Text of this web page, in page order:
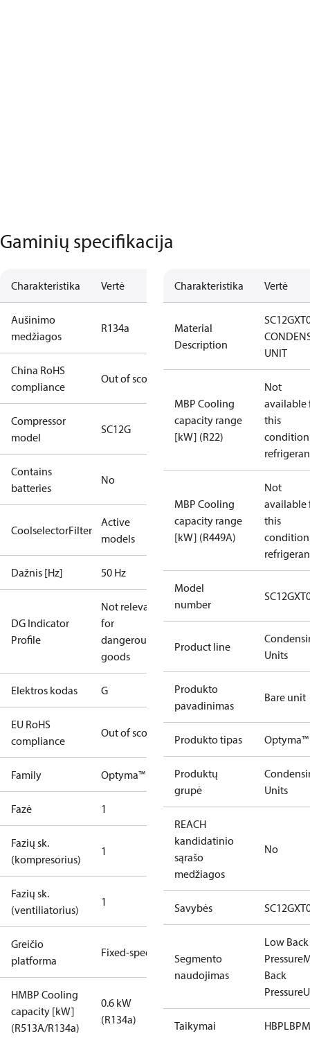
Gaminių specifikacija
Charakteristika Vertė
Aušinimo
medžiagos
R134a
China RoHS
compliance
Out of scope
Compressor
model
SC12G
Contains
batteries
No
CoolselectorFilter
Active
models
Dažnis [Hz] 50 Hz
DG Indicator
Profile
Not relevant
for
dangerous
goods
Elektros kodas G
EU RoHS
compliance
Out of scope
Family Optyma™
Fazė 1
Fazių sk.
(kompresorius)
1
Fazių sk.
(ventiliatorius)
1
Greičio
platforma
Fixed-speed
HMBP Cooling
capacity [kW]
(R513A/R134a)
0.6 kW
(R134a)
Charakteristika Vertė
Material
Description
UNIT
MBP Cooling
capacity range
[kW] (R22)
Not
available
this
MBP Cooling
capacity range
[kW] (R449A)
Not
available
this
Model
number
Product line
Units
Produkto
pavadinimas
Bare unit
Produkto tipas Optyma™
Produktų
grupė
Units
REACH
kandidatinio
sąrašo
medžiagos
No
Savybės
Segmento
naudojimas
Low Back
Pressure
Back
Pressure
Taikymai HBPLBP